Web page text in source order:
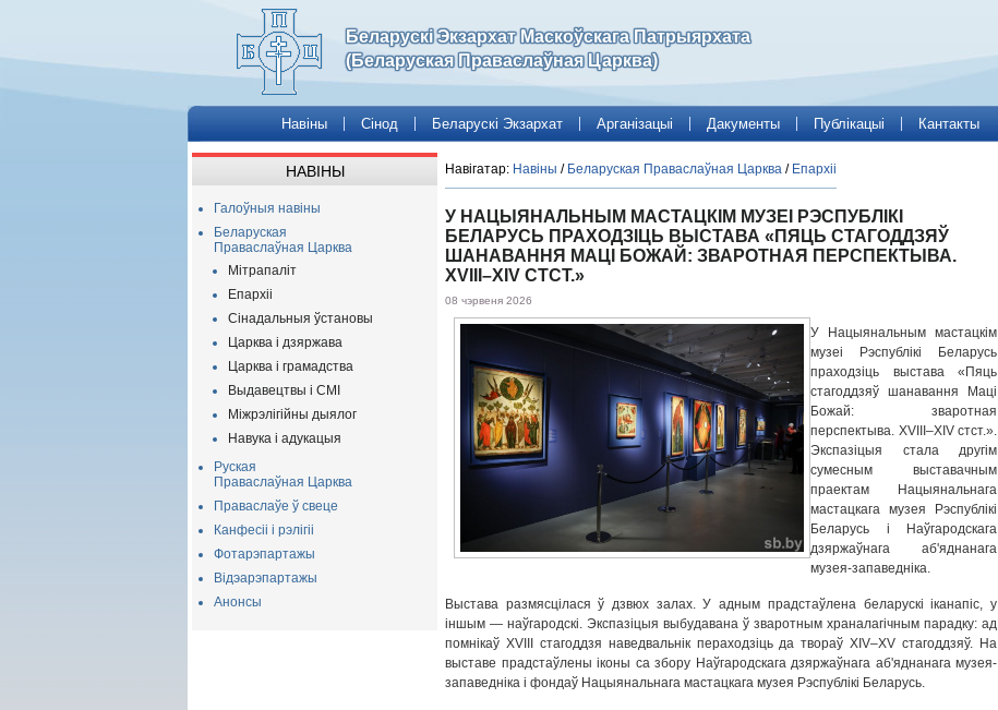
Беларускі Экзархат Маскоўскага Патрыярхата
(Беларуская Праваслаўная Царква)
Навіны Сінод Беларускі Экзархат Арганізацыі Дакументы Публікацыі Кантакты
НАВІНЫ
Галоўныя навіны
Беларуская
Праваслаўная Царква
Мітрапаліт
Епархіі
Сінадальныя ўстановы
Царква і дзяржава
Царква і грамадства
Выдавецтвы і СМІ
Міжрэлігійны дыялог
Навука і адукацыя
Руская
Праваслаўная Царква
Праваслаўе ў свеце
Канфесіі і рэлігіі
Фотарэпартажы
Відэарэпартажы
Анонсы
Навігатар: Навіны / Беларуская Праваслаўная Царква / Епархіі
У НАЦЫЯНАЛЬНЫМ МАСТАЦКІМ МУЗЕІ РЭСПУБЛІКІ
БЕЛАРУСЬ ПРАХОДЗІЦЬ ВЫСТАВА «ПЯЦЬ СТАГОДДЗЯЎ
ШАНАВАННЯ МАЦІ БОЖАЙ: ЗВАРОТНАЯ ПЕРСПЕКТЫВА.
XVIII–XIV СТСТ.»
08 чэрвеня 2026
У Нацыянальным мастацкім
музеі Рэспублікі Беларусь
праходзіць выстава «Пяць
стагоддзяў шанавання Маці
Божай: зваротная
перспектыва. XVIII–XIV стст.».
Экспазіцыя стала другім
сумесным выставачным
праектам Нацыянальнага
мастацкага музея Рэспублікі
Беларусь і Наўгародскага
дзяржаўнага аб'яднанага
музея-запаведніка.
Выстава размясцілася ў дзвюх залах. У адным прадстаўлена беларускі іканапіс, у
іншым — наўгародскі. Экспазіцыя выбудавана ў зваротным храналагічным парадку: ад
помнікаў XVIII стагоддзя наведвальнік пераходзіць да твораў XIV–XV стагоддзяў. На
выставе прадстаўлены іконы са збору Наўгародскага дзяржаўнага аб'яднанага музея-
запаведніка і фондаў Нацыянальнага мастацкага музея Рэспублікі Беларусь.